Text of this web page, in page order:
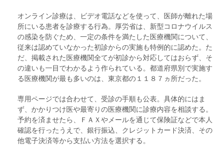
オンライン診療は、ビデオ電話などを使って、医師が離れた場
所にいる患者を診療する行為。厚労省は、新型コロナウイルス
の感染を防ぐため、一定の条件を満たした医療機関について、
従来は認めていなかった初診からの実施も特例的に認めた。た
だ、掲載された医療機関全てが初診から対応してはおらず、そ
の違いも一目でわかるよう作られている。都道府県別で実施す
る医療機関が最も多いのは、東京都の１１８７ヵ所だった。
専用ページでは合わせて、受診の手順も公表。具体的にはま
ず、かかりつけ医や最寄りの医療機関に診療内容を相談する。
予約を済ませたら、ＦＡＸやメールを通じて保険証などで本人
確認を行ったうえで、銀行振込、クレジットカード決済、その
他電子決済等から支払い方法を選択する。